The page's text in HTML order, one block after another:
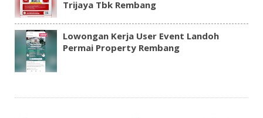
Trijaya Tbk Rembang
Lowongan Kerja User Event Landoh
Permai Property Rembang